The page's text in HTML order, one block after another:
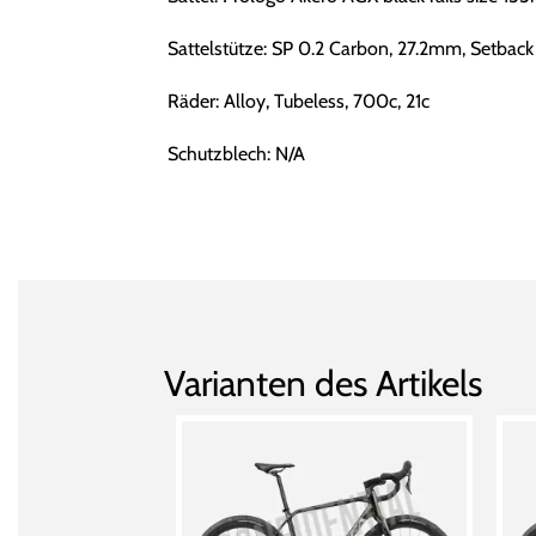
Sattelstütze: SP 0.2 Carbon, 27.2mm,
Räder: Alloy, Tubeless, 700c, 21c
Schutzblech: N/A
Varianten des Artikels